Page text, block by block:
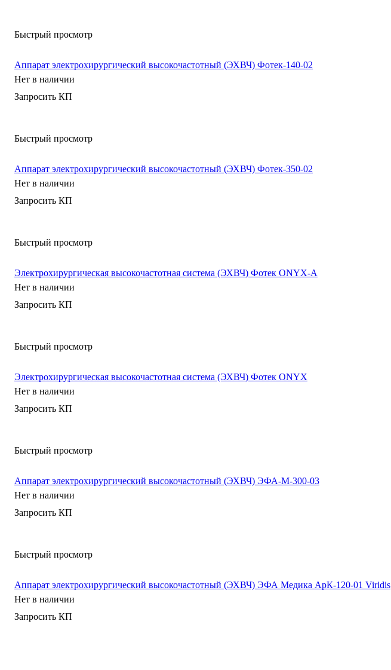
Быстрый просмотр
Аппарат электрохирургический высокочастотный (ЭХВЧ) Фотек-140-02
Нет в наличии
Запросить КП
Быстрый просмотр
Аппарат электрохирургический высокочастотный (ЭХВЧ) Фотек-350-02
Нет в наличии
Запросить КП
Быстрый просмотр
Электрохирургическая высокочастотная система (ЭХВЧ) Фотек ONYX-A
Нет в наличии
Запросить КП
Быстрый просмотр
Электрохирургическая высокочастотная система (ЭХВЧ) Фотек ONYX
Нет в наличии
Запросить КП
Быстрый просмотр
Аппарат электрохирургический высокочастотный (ЭХВЧ) ЭФА-М-300-03
Нет в наличии
Запросить КП
Быстрый просмотр
Аппарат электрохирургический высокочастотный (ЭХВЧ) ЭФА Медика АрК-120-01 Viridis
Нет в наличии
Запросить КП